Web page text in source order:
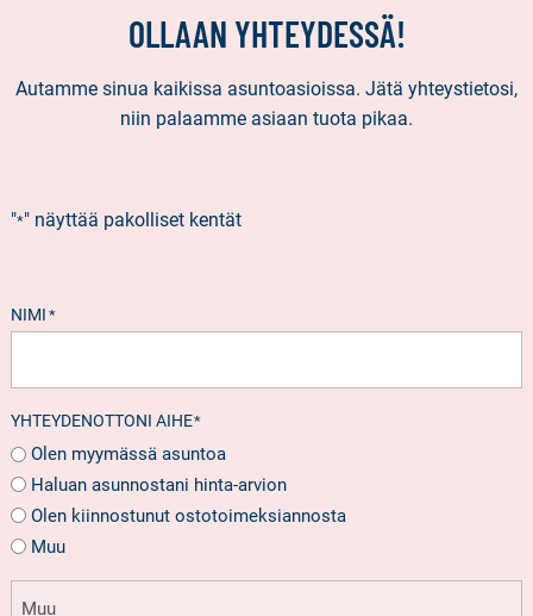
OLLAAN YHTEYDESSÄ!
Autamme sinua kaikissa asuntoasioissa. Jätä yhteystietosi,
niin palaamme asiaan tuota pikaa.
"*" näyttää pakolliset kentät
NIMI *
YHTEYDENOTTONI AIHE*
Olen myymässä asuntoa
Haluan asunnostani hinta-arvion
Olen kiinnostunut ostotoimeksiannosta
Muu